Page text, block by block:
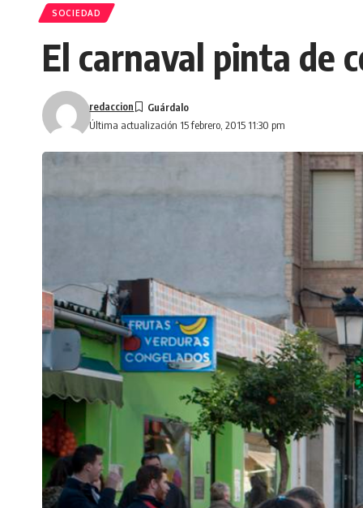
SOCIEDAD
El carnaval pinta de
Última actualización 15 febrero, 2015 11:30 pm
redaccion